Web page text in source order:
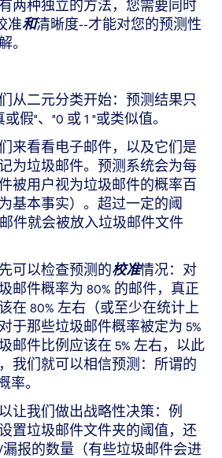
两种独立的方法，您需要同时
准和清晰度--才能对您的预测性
。
从二元分类开始：预测结果只
假"、"0 或 1 "或类似值。
来看看电子邮件，以及它们是
为垃圾邮件。预测系统会为每
被用户视为垃圾邮件的概率百
基本事实）。超过一定的阈
件就会被放入垃圾邮件文件
可以检查预测的校准情况：对
邮件概率为 80% 的邮件，真正
在 80% 左右（或至少在统计上
于那些垃圾邮件概率被定为 5%
邮件比例应该在 5% 左右，以此
我们就可以相信预测：所谓的
率。
让我们做出战略性决策：例
置垃圾邮件文件夹的阈值，还
报的数量（有些垃圾邮件会进